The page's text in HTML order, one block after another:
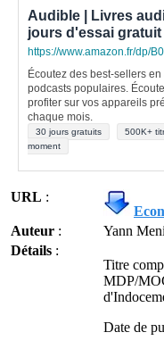
Audible | Livres
jours d'essai gratuit
https://www.amazon.fr/dp/
Écoutez des best-sellers
podcasts populaires.
profiter sur vos appareils
chaque mois.
30 jours gratuits 500K+
moment
URL :
Auteur :
Yann
Détails :
Titre
MDP/
Date de